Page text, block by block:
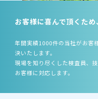
お客様に喜んで頂くため
年間実績1000件の当社がお客
決いたします。
現場を知り尽くした検査員、
お客様に対応します。